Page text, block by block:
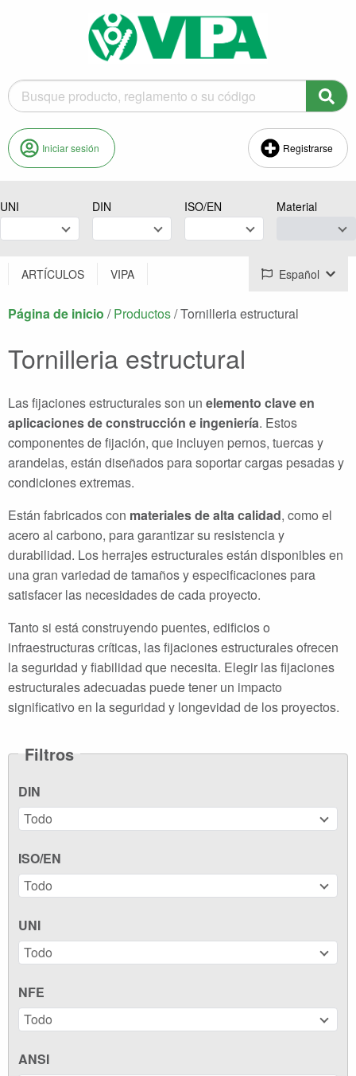
Iniciar sesión Registrarse
UNI DIN ISO/EN Material
ARTÍCULOS VIPA Español
Página de inicio / Productos/Actual:
Tornilleria estructural
Tornilleria estructural
Las fijaciones estructurales son un elemento clave en
aplicaciones de construcción e ingeniería. Estos
componentes de fijación, que incluyen pernos, tuercas y
arandelas, están diseñados para soportar cargas pesadas y
condiciones extremas.
Están fabricados con materiales de alta calidad, como el
acero al carbono, para garantizar su resistencia y
durabilidad. Los herrajes estructurales están disponibles en
una gran variedad de tamaños y especificaciones para
satisfacer las necesidades de cada proyecto.
Tanto si está construyendo puentes, edificios o
infraestructuras críticas, las fijaciones estructurales ofrecen
la seguridad y fiabilidad que necesita. Elegir las fijaciones
estructurales adecuadas puede tener un impacto
significativo en la seguridad y longevidad de los proyectos.
Filtros
DIN
Todo
ISO/EN
Todo
UNI
Todo
NFE
Todo
ANSI